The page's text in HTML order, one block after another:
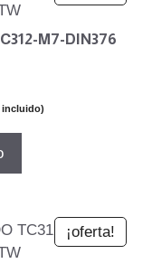
M7-DIN376
incluido)
¡oferta!